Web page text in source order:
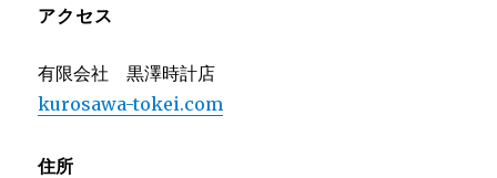
アクセス
有限会社 黒澤時計店
kurosawa-tokei.com
住所